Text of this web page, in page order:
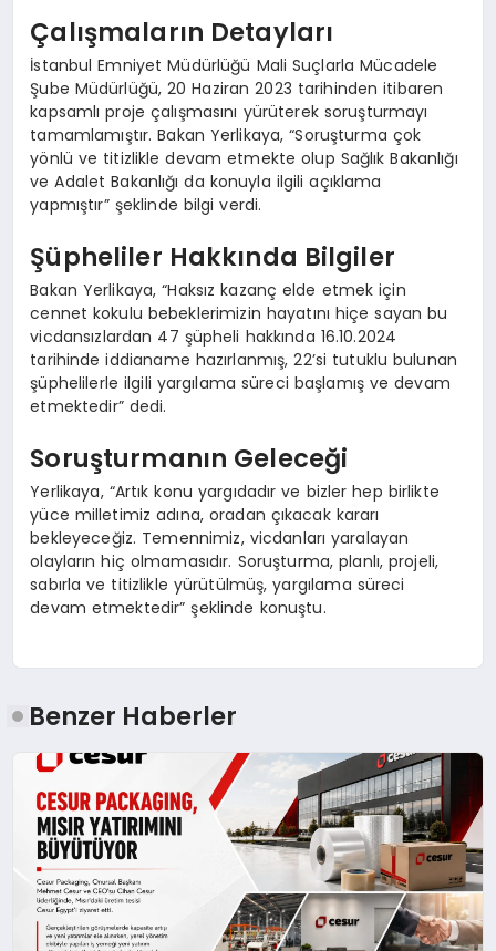
Çalışmaların Detayları
İstanbul Emniyet Müdürlüğü Mali Suçlarla Mücadele
Şube Müdürlüğü, 20 Haziran 2023 tarihinden itibaren
kapsamlı proje çalışmasını yürüterek soruşturmayı
tamamlamıştır. Bakan Yerlikaya, “Soruşturma çok
yönlü ve titizlikle devam etmekte olup Sağlık Bakanlığı
ve Adalet Bakanlığı da konuyla ilgili açıklama
yapmıştır” şeklinde bilgi verdi.
Şüpheliler Hakkında Bilgiler
Bakan Yerlikaya, “Haksız kazanç elde etmek için
cennet kokulu bebeklerimizin hayatını hiçe sayan bu
vicdansızlardan 47 şüpheli hakkında 16.10.2024
tarihinde iddianame hazırlanmış, 22’si tutuklu bulunan
şüphelilerle ilgili yargılama süreci başlamış ve devam
etmektedir” dedi.
Soruşturmanın Geleceği
Yerlikaya, “Artık konu yargıdadır ve bizler hep birlikte
yüce milletimiz adına, oradan çıkacak kararı
bekleyeceğiz. Temennimiz, vicdanları yaralayan
olayların hiç olmamasıdır. Soruşturma, planlı, projeli,
sabırla ve titizlikle yürütülmüş, yargılama süreci
devam etmektedir” şeklinde konuştu.
Benzer Haberler